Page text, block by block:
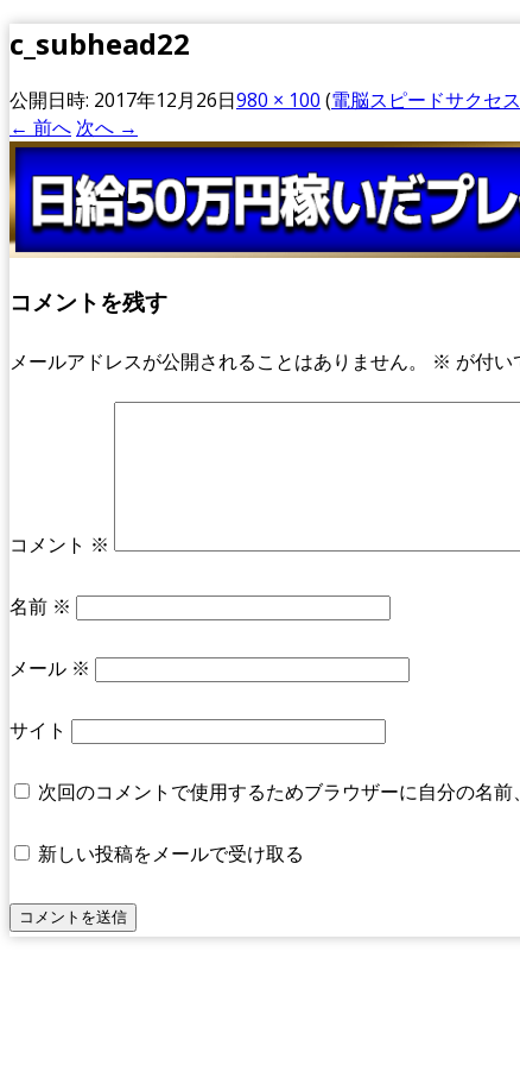
c_subhead22
公開日時: 2017年12月26日980 × 100 (電脳スピードサクセ
← 前へ 次へ →
コメントを残す
メールアドレスが公開されることはありません。 ※ が付い
コメント ※
名前 ※
メール ※
サイト
次回のコメントで使用するためブラウザーに自分の名前
新しい投稿をメールで受け取る